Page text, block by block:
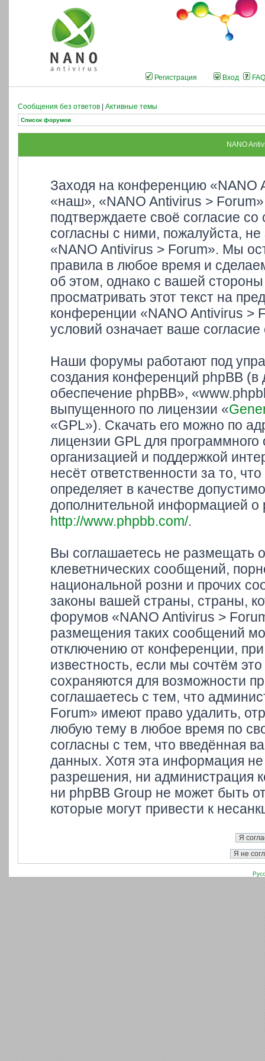
Регистрация Вход FAQ
Сообщения без ответов Активные темы
Список форумов
NANO
Заходя на конференцию
«наш», «NANO Antivirus >
подтверждаете своё согласие
согласны с ними, пожалуйста,
«NANO Antivirus > Forum». Мы
правила в любое время и
об этом, однако с вашей
просматривать этот текст на
конференции «NANO Antivirus >
условий означает ваше
Наши форумы работают под
создания конференций phpBB
обеспечение phpBB»,
выпущенного по лицензии «
«GPL»). Скачать его можно по
лицензии GPL для
организацией и поддержкой
несёт ответственности за то,
определяет в качестве
дополнительной информацией о
http://www.phpbb.com/.
Вы соглашаетесь не размещать
клеветнических сообщений,
национальной розни и прочих
законы вашей страны, страны,
форумов «NANO Antivirus >
размещения таких сообщений
отключению от конференции,
известность, если мы сочтём
сохраняются для возможности
соглашаетесь с тем, что
Forum» имеют право удалить,
любую тему в любое время по
согласны с тем, что введённая
данных. Хотя эта информация
разрешения, ни администрация
ни phpBB Group не может быть
которые могут привести к